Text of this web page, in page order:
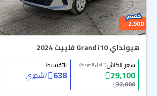
2,900
هيونداي Grand i10 فلييت 2024
سعر الكاش(شامل الضريبة)
29,100
32,000
التقسيط
638
/شهري